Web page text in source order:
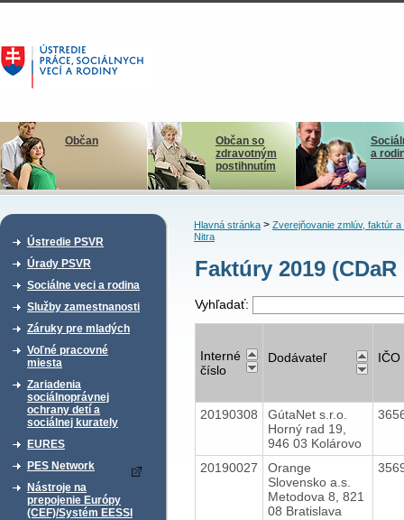
Občan
Občan so
zdravotným
postihnutím
a
Ústredie PSVR
Úrady PSVR
Sociálne veci a rodina
Služby zamestnanosti
Záruky pre mladých
Voľné pracovné
miesta
Zariadenia
sociálnoprávnej
ochrany detí a
sociálnej kurately
EURES
PES Network
Nástroje na
prepojenie Európy
(CEF)/Systém EESSI
Hlavná stránka> Zverejňovanie zmlúv, faktúr a
Nitra
Faktúry 2019
Vyhľadať:
Interné
číslo
Dodávateľ IČO
20190308
GútaNet s.r.o.
Horný rad 19,
946 03 Kolárovo
20190027
Orange
Slovensko a.s.
Metodova 8, 821
08 Bratislava